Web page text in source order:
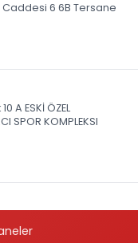
6 6B Tersane
A ESKİ ÖZEL
SPOR KOMPLEKSI